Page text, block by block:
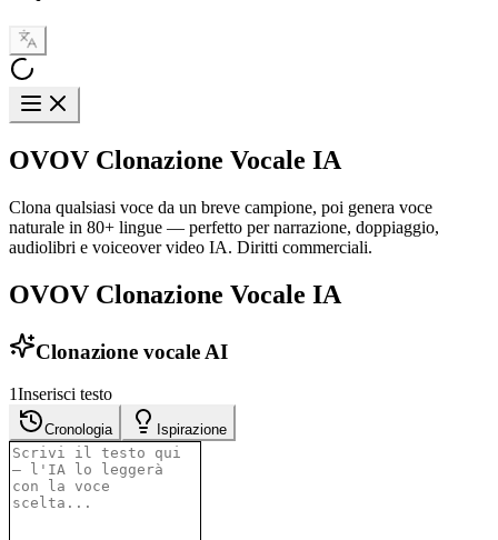
OVOV Clonazione Vocale IA
Clona qualsiasi voce da un breve campione, poi genera voce
naturale in 80+ lingue — perfetto per narrazione, doppiaggio,
audiolibri e voiceover video IA. Diritti commerciali.
OVOV Clonazione Vocale IA
Clonazione vocale AI
1Inserisci testo
Cronologia Ispirazione